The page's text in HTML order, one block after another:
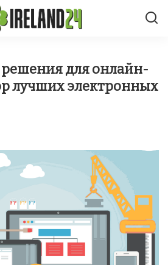
для онлайн-
лучших электронных